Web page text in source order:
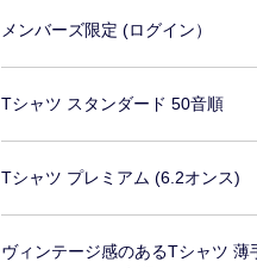
メンバーズ限定 (ログイン）
Tシャツ スタンダード 50音順
Tシャツ プレミアム (6.2オンス)
ヴィンテージ感のあるTシャツ 薄